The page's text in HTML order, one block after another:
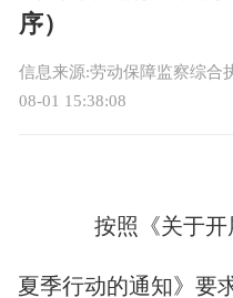
序）
信息来源:劳动保障监察综合
08-01 15:38:08
按照《关于开
夏季行动的通知》要